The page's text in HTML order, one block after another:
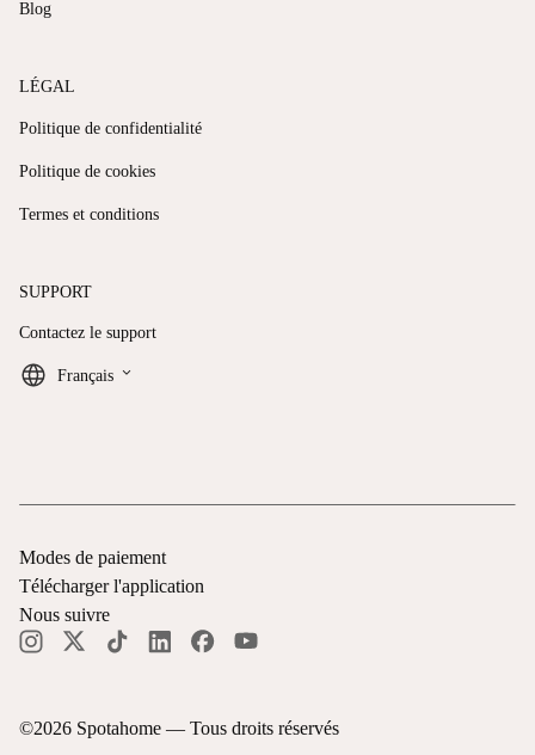
Blog
LÉGAL
Politique de confidentialité
Politique de cookies
Termes et conditions
SUPPORT
Contactez le support
Français keyboard_arrow_down
©2026 Spotahome — Tous droits réservés
Modes de paiement
Télécharger l'application
Nous suivre